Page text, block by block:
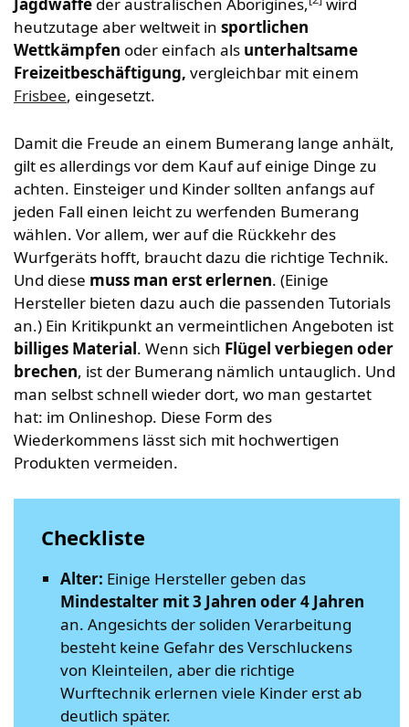
heutzutage aber weltweit in sportlichen
Wettkämpfen oder einfach als unterhaltsame
Freizeitbeschäftigung, vergleichbar mit einem
Frisbee, eingesetzt.
Damit die Freude an einem Bumerang lange anhält,
gilt es allerdings vor dem Kauf auf einige Dinge zu
achten. Einsteiger und Kinder sollten anfangs auf
jeden Fall einen leicht zu werfenden Bumerang
wählen. Vor allem, wer auf die Rückkehr des
Wurfgeräts hofft, braucht dazu die richtige Technik.
Und diese muss man erst erlernen. (Einige
Hersteller bieten dazu auch die passenden Tutorials
an.) Ein Kritikpunkt an vermeintlichen Angeboten ist
billiges Material. Wenn sich Flügel verbiegen oder
brechen, ist der Bumerang nämlich untauglich. Und
man selbst schnell wieder dort, wo man gestartet
hat: im Onlineshop. Diese Form des
Wiederkommens lässt sich mit hochwertigen
Produkten vermeiden.
Checkliste
Alter: Einige Hersteller geben das
Mindestalter mit 3 Jahren oder 4 Jahren
an. Angesichts der soliden Verarbeitung
besteht keine Gefahr des Verschluckens
von Kleinteilen, aber die richtige
Wurftechnik erlernen viele Kinder erst ab
deutlich später.